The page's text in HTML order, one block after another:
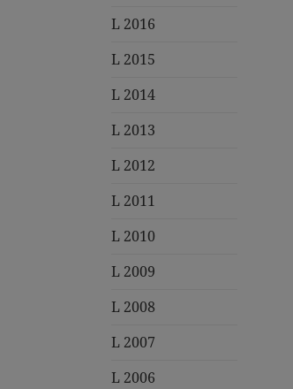
L 2016
L 2015
L 2014
L 2013
L 2012
L 2011
L 2010
L 2009
L 2008
L 2007
L 2006